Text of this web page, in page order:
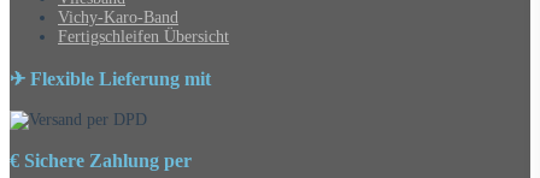
Vichy-Karo-Band
Fertigschleifen Übersicht
✈ Flexible Lieferung mit
€ Sichere Zahlung per